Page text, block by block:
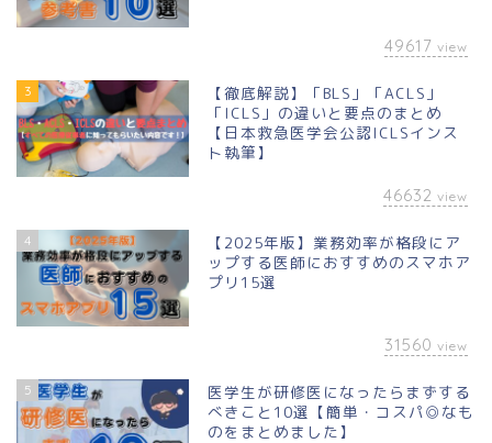
49617 view
3
【徹底解説】「BLS」「ACLS」
「ICLS」の違いと要点のまとめ
【日本救急医学会公認ICLSインス
ト執筆】
46632 view
4
【2025年版】業務効率が格段にア
ップする医師におすすめのスマホア
プリ15選
31560 view
5
医学生が研修医になったらまずする
べきこと10選【簡単・コスパ◎なも
のをまとめました】